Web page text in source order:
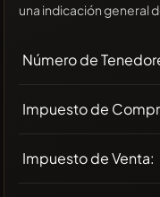
una indicación general
Número de
Impuesto de
Impuesto de Venta: